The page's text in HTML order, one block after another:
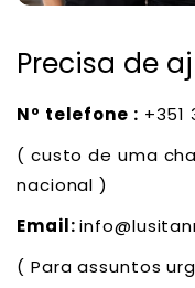
Precisa de
Nº telefone : +351
( custo de uma
nacional )
Email:
( Para assuntos